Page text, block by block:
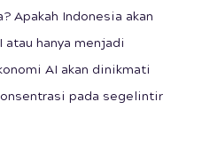
Apakah Indonesia akan
hanya menjadi
AI akan dinikmati
pada segelintir